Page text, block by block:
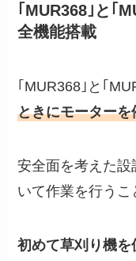
｢MUR368｣と｢
全機能搭載
｢MUR368｣と｢
ときにモーター
安全面を考えた
いて作業を行うこ
初めて草刈り機